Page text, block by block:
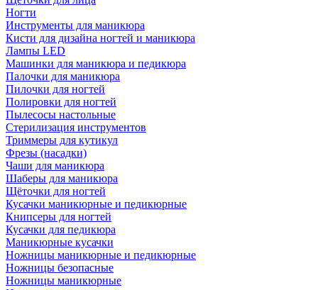
Ногти
Инструменты для маникюра
Кисти для дизайна ногтей и маникюра
Лампы LED
Машинки для маникюра и педикюра
Палочки для маникюра
Пилочки для ногтей
Полировки для ногтей
Пылесосы настольные
Стерилизация инструментов
Триммеры для кутикул
Фрезы (насадки)
Чаши для маникюра
Шаберы для маникюра
Щёточки для ногтей
Кусачки маникюрные и педикюрные
Книпсеры для ногтей
Кусачки для педикюра
Маникюрные кусачки
Ножницы маникюрные и педикюрные
Ножницы безопасные
Ножницы маникюрные